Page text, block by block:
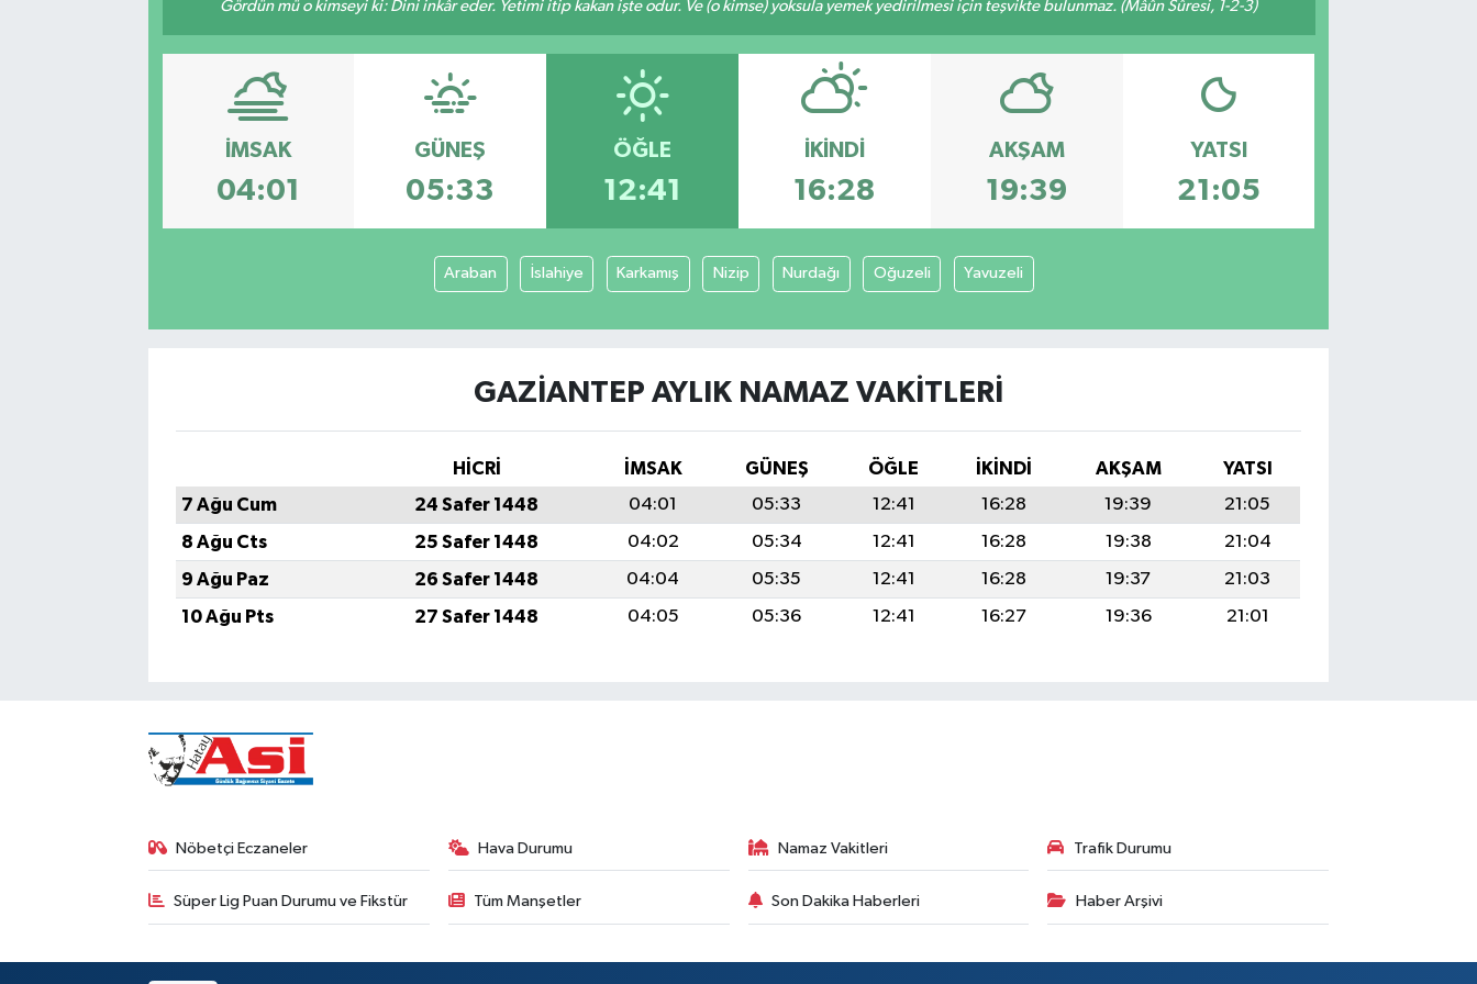
Gördün mü o kimseyi ki: Dini inkâr eder. Yetimi itip kakan işte odur. Ve (o kimse) yoksula yemek yedirilmesi için teşvikte bulunmaz. (Mâûn Sûresi, 1-2-3)
İMSAK
04:01
GÜNEŞ
05:33
ÖĞLE
12:41
İKINDI
16:28
AKŞAM
19:39
YATSI
21:05
Araban İslahiye Karkamış Nizip Nurdağı Oğuzeli Yavuzeli
GAZIANTEP AYLIK NAMAZ VAKITLERI
HİCRİ İMSAK GÜNEŞ ÖĞLE İKINDI AKŞAM
YATSI
7 Ağu Cum
24 Safer 1448 04:01 05:33 12:41 16:28 19:39
21:05
8 Ağu Cts
25 Safer 1448 04:02 05:34 12:41 16:28 19:38
21:04
9 Ağu Paz
26 Safer 1448 04:04 05:35 12:41 16:28 19:37
21:03
10 Ağu Pts
27 Safer 1448 04:05 05:36 12:41 16:27 19:36 21:01
Nöbetçi Eczaneler Hava Durumu Namaz Vakitleri Trafik Durumu
Süper Lig Puan Durumu ve Fikstür Tüm Manşetler Son Dakika Haberleri Haber Arşivi